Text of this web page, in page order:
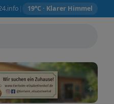
| 19°C · Klarer Himmel